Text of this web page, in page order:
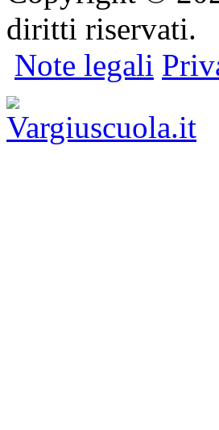
diritti riservati.
Note legali